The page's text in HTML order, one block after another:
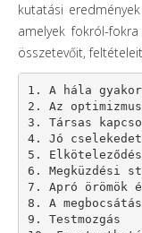
kutatási
amelyek fokról-
összetevőit,
1. A hála
2. Az
3. Társas
4. Jó
5.
6. Megküzdési
7. Apró örömök
8. A
9. Testmozgás